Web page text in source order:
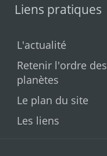
Liens pratiques
L'actualité
Retenir l'ordre des
planètes
Le plan du site
Les liens